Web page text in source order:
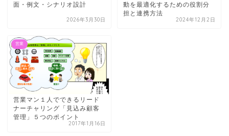
面・例文・シナリオ設計
2026年3月30日
動を最適化するための役割分
担と連携方法
2024年12月2日
営業
営業マン１人でできるリード
ナーチャリング「見込み顧客
管理」５つのポイント
2017年1月16日